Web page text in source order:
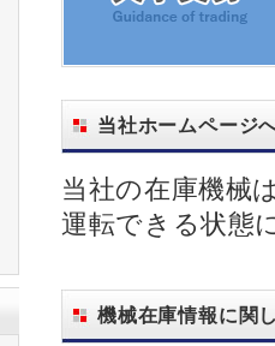
当社ホームページ
当社の在庫機械
運転できる状態
機械在庫情報に関